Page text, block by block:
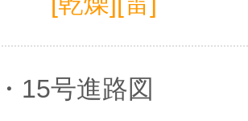
15号進路図